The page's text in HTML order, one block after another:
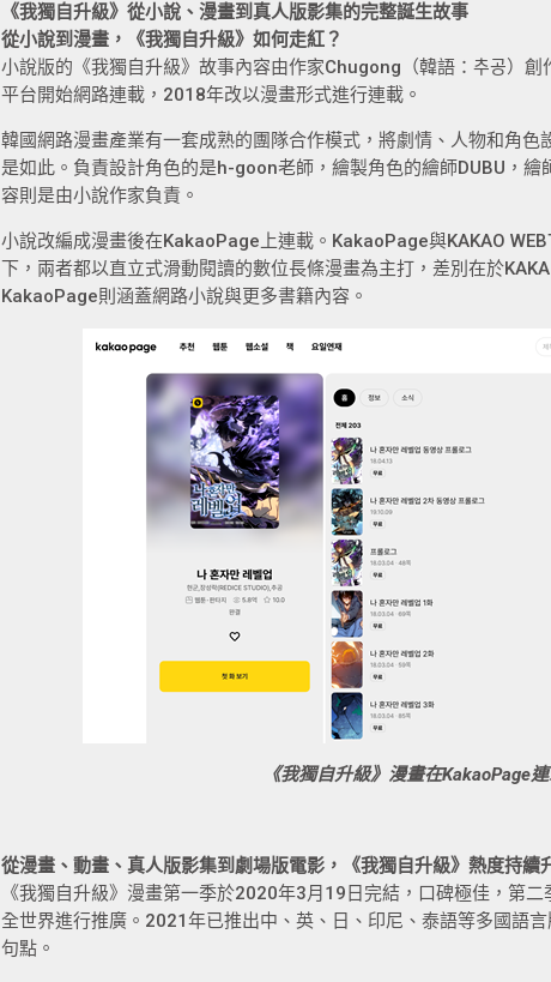
《我獨自升級》從小說、漫畫到真人版影集的完整誕生故事
從小說到漫畫，《我獨自升級》如何走紅？
小說版的《我獨自升級》故事內容由作家Chugong（韓語：추공）
平台開始網路連載，2018年改以漫畫形式進行連載。
韓國網路漫畫產業有一套成熟的團隊合作模式，將劇情、人物和角色
是如此。負責設計角色的是h-goon老師，繪製角色的繪師DUBU，繪
容則是由小說作家負責。
小說改編成漫畫後在KakaoPage上連載。KakaoPage與KAKAO
下，兩者都以直立式滑動閱讀的數位長條漫畫為主打，差別在於
KakaoPage則涵蓋網路小說與更多書籍內容。
《我獨自升級》漫畫在KakaoPage
從漫畫、動畫、真人版影集到劇場版電影，《我獨自升級》熱度持續
《我獨自升級》漫畫第一季於2020年3月19日完結，口碑極佳，第
全世界進行推廣。2021年已推出中、英、日、印尼、泰語等多國語
句點。